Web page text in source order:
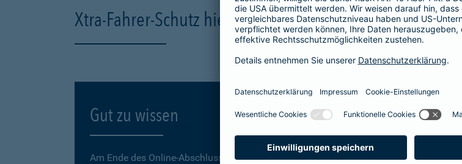
Xtra-Fahrer-Schutz hier online berechnen und direkt
Gut zu wissen
Am Ende des Online-Abschlusses können Sie selbst bestimmen, ab wann Ihr Xtra-